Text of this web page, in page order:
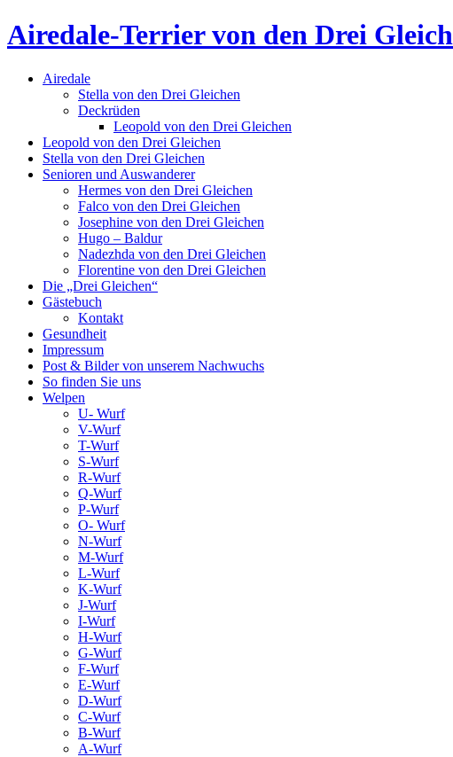
Airedale-Terrier von den Drei
Airedale
Stella von den Drei Gleichen
Deckrüden
Leopold von den Drei Gleichen
Leopold von den Drei Gleichen
Stella von den Drei Gleichen
Senioren und Auswanderer
Hermes von den Drei Gleichen
Falco von den Drei Gleichen
Josephine von den Drei Gleichen
Hugo – Baldur
Nadezhda von den Drei Gleichen
Florentine von den Drei Gleichen
Die „Drei Gleichen“
Gästebuch
Kontakt
Gesundheit
Impressum
Post & Bilder von unserem Nachwuchs
So finden Sie uns
Welpen
U- Wurf
V-Wurf
T-Wurf
S-Wurf
R-Wurf
Q-Wurf
P-Wurf
O- Wurf
N-Wurf
M-Wurf
L-Wurf
K-Wurf
J-Wurf
I-Wurf
H-Wurf
G-Wurf
F-Wurf
E-Wurf
D-Wurf
C-Wurf
B-Wurf
A-Wurf